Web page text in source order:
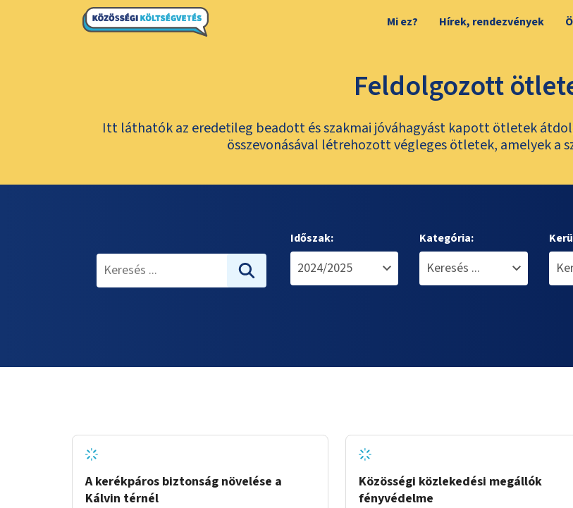
Mi ez? Hírek, rendezvények
Feldolgozott
Itt láthatók az eredetileg beadott és szakmai jóváhagyást kapott ötletek
összevonásával létrehozott végleges ötletek, amelyek a
Időszak: Kategória:
A kerékpáros biztonság növelése a
Kálvin térnél
Közösségi közlekedési megállók
fényvédelme